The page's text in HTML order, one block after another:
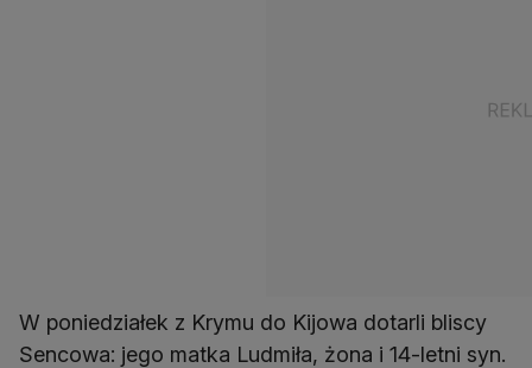
W poniedziałek z Krymu do Kijowa dotarli bliscy
Sencowa: jego matka Ludmiła, żona i 14-letni syn.